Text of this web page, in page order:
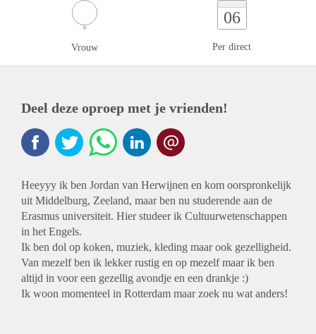
Vrouw
06
Per direct
Deel deze oproep met je vrienden!
Heeyyy ik ben Jordan van Herwijnen en kom oorspronkelijk
uit Middelburg, Zeeland, maar ben nu studerende aan de
Erasmus universiteit. Hier studeer ik Cultuurwetenschappen
in het Engels.
Ik ben dol op koken, muziek, kleding maar ook gezelligheid.
Van mezelf ben ik lekker rustig en op mezelf maar ik ben
altijd in voor een gezellig avondje en een drankje :)
Ik woon momenteel in Rotterdam maar zoek nu wat anders!